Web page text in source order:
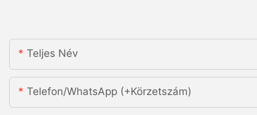
Teljes Név
Telefon/WhatsApp (+körzetszám)